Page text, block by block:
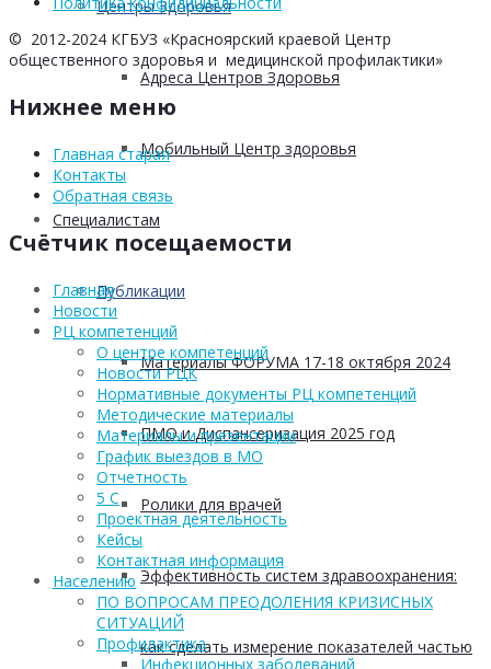
Центры Здоровья
Адреса Центров Здоровья
Мобильный Центр здоровья
Cпециалистам
Публикации
Материалы ФОРУМА 17-18 октября 2024
ПМО и Диспансеризация 2025 год
Ролики для врачей
Эффективность систем здравоохранения:
как сделать измерение показателей частью
© 2012-2024 КГБУЗ «Красноярский краевой Центр
общественного здоровья и медицинской профилактики»
Нижнее меню
Главная старая
Контакты
Обратная связь
Счётчик посещаемости
Главная
Новости
РЦ компетенций
О центре компетенций
Новости РЦК
Нормативные документы РЦ компетенций
Методические материалы
Материалы и презентации
График выездов в МО
Отчетность
5 С
Проектная деятельность
Кейсы
Контактная информация
Населению
ПО ВОПРОСАМ ПРЕОДОЛЕНИЯ КРИЗИСНЫХ
СИТУАЦИЙ
Профилактика
Инфекционных заболеваний